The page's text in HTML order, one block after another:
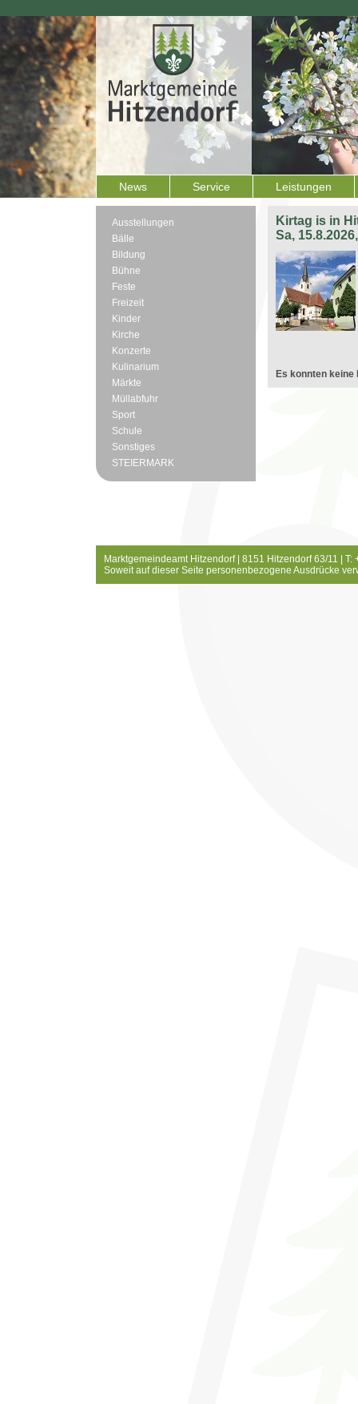
News Service Leistungen
Ausstellungen
Bälle
Bildung
Bühne
Feste
Freizeit
Kinder
Kirche
Konzerte
Kulinarium
Märkte
Müllabfuhr
Sport
Schule
Sonstiges
STEIERMARK
Kirtag is in
Sa,
Es konnten keine
Marktgemeindeamt Hitzendorf | 8151 Hitzendorf 63/11 |
Soweit auf dieser Seite personenbezogene Ausdrücke